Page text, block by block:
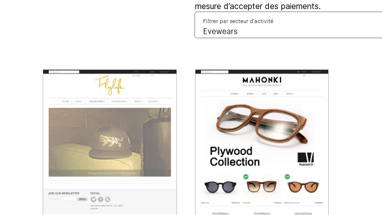
mesure d’accepter des paiements.
Filtrer par secteur d’activité